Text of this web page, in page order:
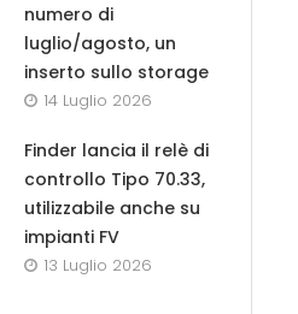
numero di
luglio/agosto, un
inserto sullo storage
14 Luglio 2026
Finder lancia il relè di
controllo Tipo 70.33,
utilizzabile anche su
impianti FV
13 Luglio 2026